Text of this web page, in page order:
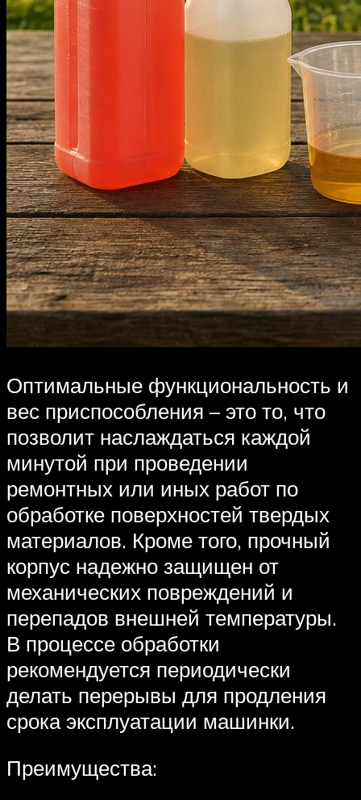
Оптимальные функциональность и
вес приспособления – это то, что
позволит наслаждаться каждой
минутой при проведении
ремонтных или иных работ по
обработке поверхностей твердых
материалов. Кроме того, прочный
корпус надежно защищен от
механических повреждений и
перепадов внешней температуры.
В процессе обработки
рекомендуется периодически
делать перерывы для продления
срока эксплуатации машинки.
Преимущества: